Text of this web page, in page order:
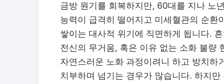
금방 원기를 회복하지만, 60대를 지나 노
능력이 급격히 떨어지고 미세혈관의 순환
쌓이는 대사적 위기에 직면하게 됩니다.
전신의 무거움, 혹은 이유 없는 소화 불량
자연스러운 노화 과정이려니 하고 방치하
치부하며 넘기는 경우가 많습니다. 하지